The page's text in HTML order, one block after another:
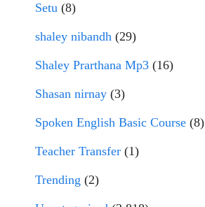
Setu (8)
shaley nibandh (29)
Shaley Prarthana Mp3 (16)
Shasan nirnay (3)
Spoken English Basic Course (8)
Teacher Transfer (1)
Trending (2)